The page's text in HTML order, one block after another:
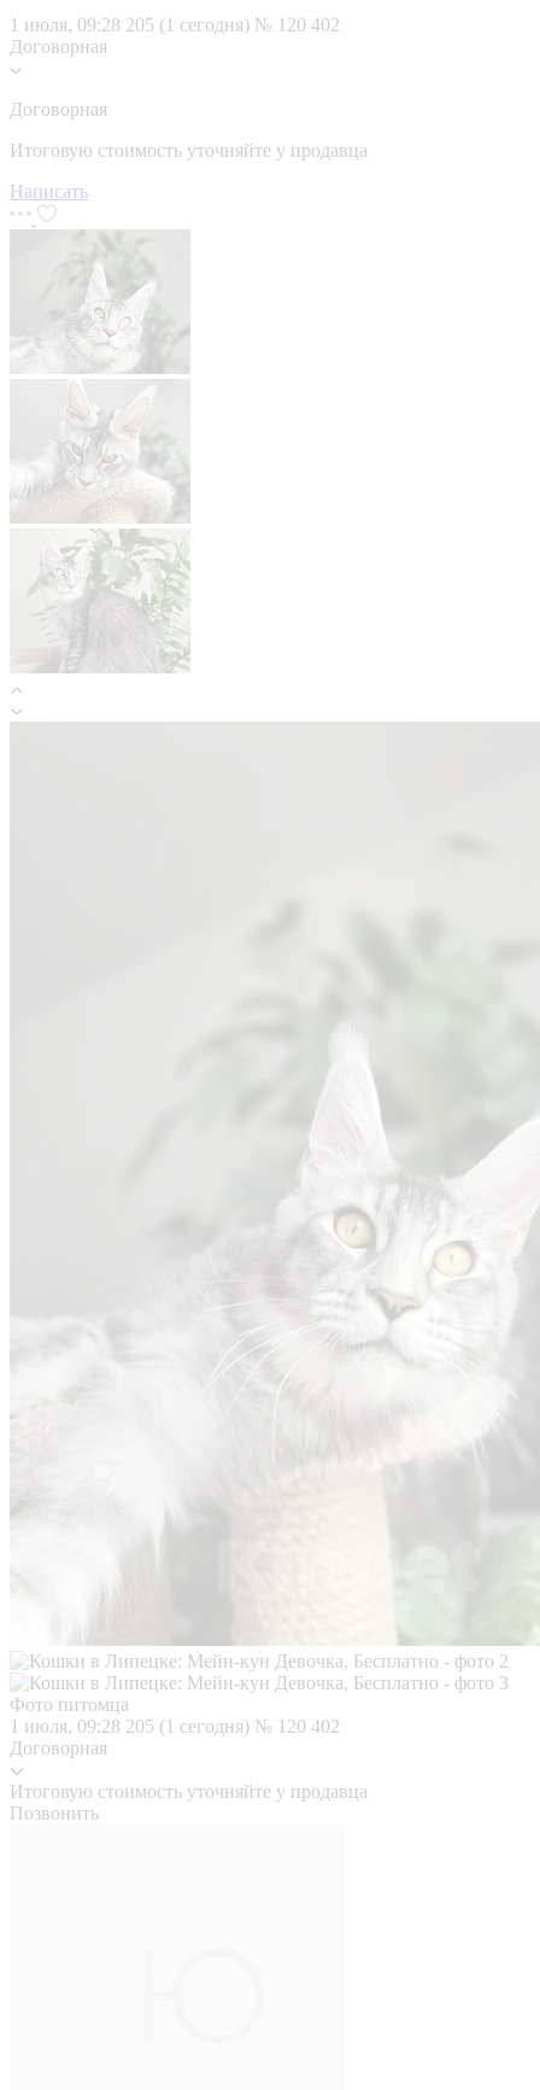
1 июля, 09:28 205 (1 сегодня) № 120 402
Договорная
Договорная
Итоговую стоимость уточняйте у продавца
Написать
Фото питомца
1 июля, 09:28 205 (1 сегодня) № 120 402
Договорная
Итоговую стоимость уточняйте у продавца
Позвонить